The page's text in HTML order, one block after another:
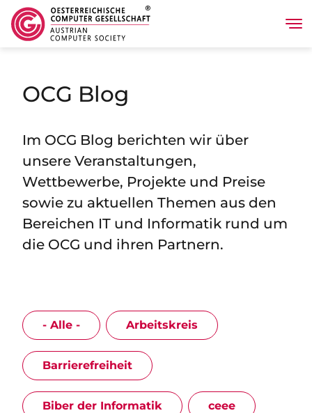
OCG Blog
Im OCG Blog berichten wir über
unsere Veranstaltungen,
Wettbewerbe, Projekte und Preise
sowie zu aktuellen Themen aus den
Bereichen IT und Informatik rund um
die OCG und ihren Partnern.
- Alle - Arbeitskreis
Barrierefreiheit
Biber der Informatik ceee